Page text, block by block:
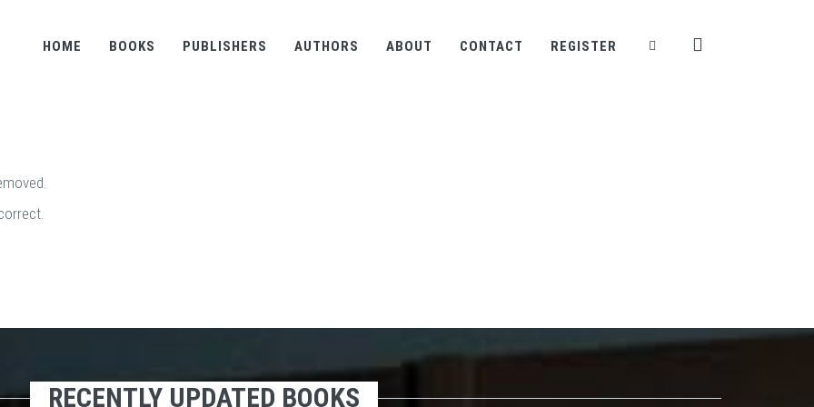
HOME BOOKS PUBLISHERS AUTHORS ABOUT CONTACT REGISTER
RECENTLY UPDATED BOOKS